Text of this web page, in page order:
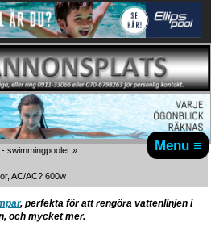
Menu ≡
swimmingpooler »
AC/AC? 600w
, perfekta för att rengöra vattenlinjen i
och mycket mer.